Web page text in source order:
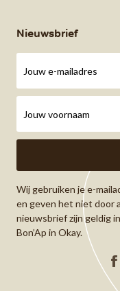
Nieuwsbrief
Wij gebruiken je e-
en geven het niet door
nieuwsbrief zijn geldig
Bon’Ap in Okay.